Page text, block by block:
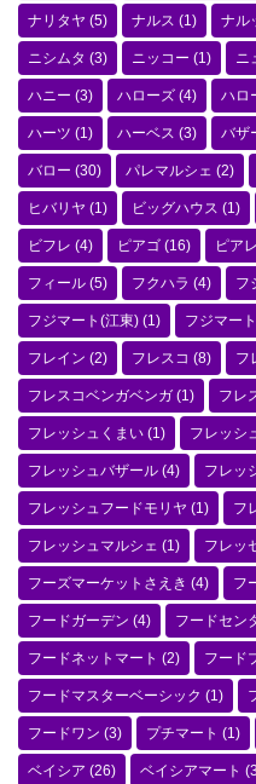
ナリタヤ (5) ナルス (1) ナル
ニシムタ (3) ニッコー (1) ニ
ハニー (3) ハローズ (4) ハロ
ハーツ (1) ハーベス (3) バザ
バロー (30) パレマルシェ (2)
ヒバリヤ (1) ビッグハウス (1)
ビフレ (4) ピアゴ (16) ピア
フィール (5) フクハラ (4) フ
フジマート(江東) (1) フジマー
フレイン (2) フレスコ (8) フ
フレスコベンガベンガ (1) フレ
フレッシュくまい (1) フレッシ
フレッシュバザール (4) フレッ
フレッシュフードモリヤ (1) フ
フレッシュマルシェ (1) フレッ
フーズマーケットさえき (4) フ
フードガーデン (4) フードセン
フードネットマート (2) フード
フードマスターベーシック (1)
フードワン (3) プチマート (1)
ベイシア (26) ベイシアマート